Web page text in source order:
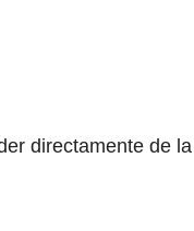
directamente de